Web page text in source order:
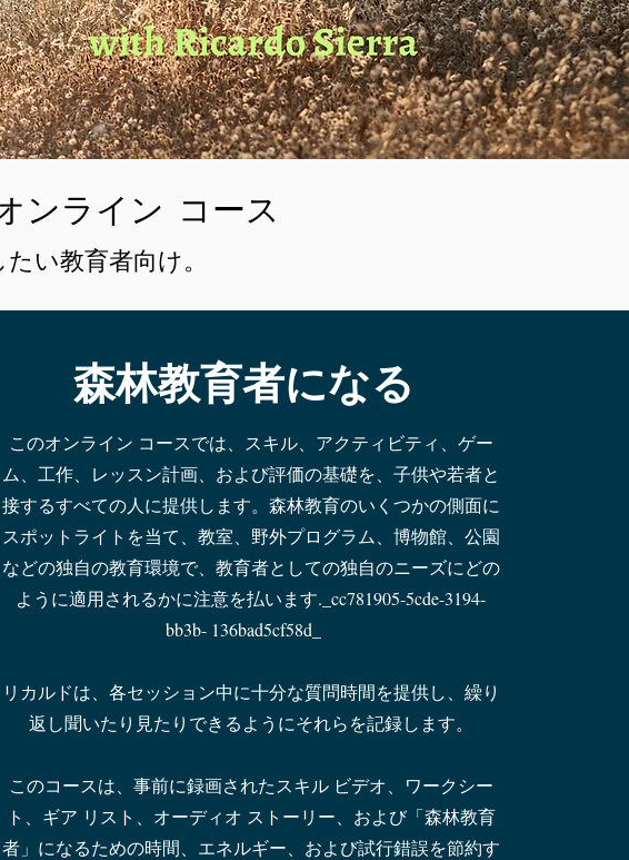
ンライン コース
い教育者向け。
森林教育者になる
このオンライン コースでは、スキル、アクティビティ、ゲー
ム、工作、レッスン計画、および評価の基礎を、子供や若者と
接するすべての人に提供します。森林教育のいくつかの側面に
スポットライトを当て、教室、野外プログラム、博物館、公園
などの独自の教育環境で、教育者としての独自のニーズにどの
ように適用されるかに注意を払います._cc781905-5cde-3194-
bb3b- 136bad5cf58d_
リカルドは、各セッション中に十分な質問時間を提供し、繰り
返し聞いたり見たりできるようにそれらを記録します。
このコースは、事前に録画されたスキル ビデオ、ワークシー
ト、ギア リスト、オーディオ ストーリー、および「森林教育
者」になるための時間、エネルギー、および試行錯誤を節約す